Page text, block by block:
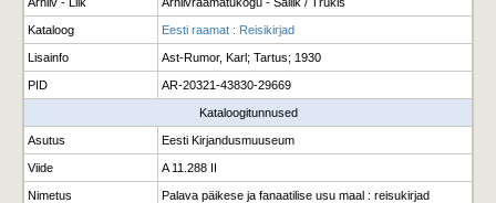
Kataloog Eesti raamat : Reisikirjad
Lisainfo Ast-Rumor, Karl; Tartus; 1930
PID AR-20321-43830-29669
Kataloogitunnused
Asutus Eesti Kirjandusmuuseum
Viide A 11.288 II
Nimetus
Palava päikese ja fanaatilise usu maal : reisukirjad